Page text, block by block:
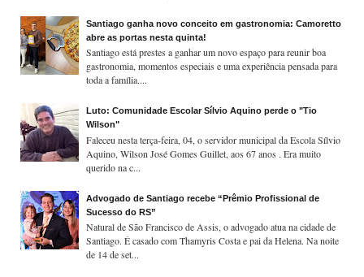
Santiago ganha novo conceito em gastronomia: Camoretto
abre as portas nesta quinta!
Santiago está prestes a ganhar um novo espaço para reunir boa
gastronomia, momentos especiais e uma experiência pensada para
toda a família....
Luto: Comunidade Escolar Sílvio Aquino perde o "Tio
Wilson"
Faleceu nesta terça-feira, 04, o servidor municipal da Escola Sílvio
Aquino, Wilson José Gomes Guillet, aos 67 anos . Era muito
querido na c...
Advogado de Santiago recebe “Prêmio Profissional de
Sucesso do RS”
Natural de São Francisco de Assis, o advogado atua na cidade de
Santiago. É casado com Thamyris Costa e pai da Helena. Na noite
de 14 de set...